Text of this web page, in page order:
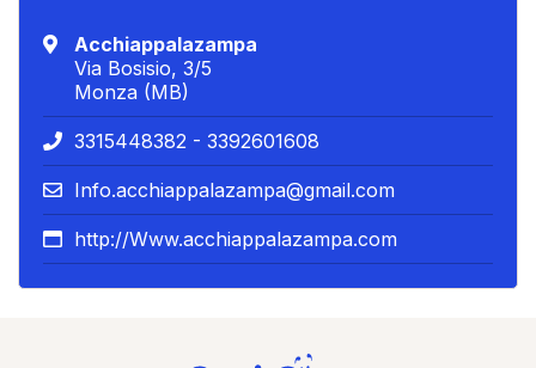
Acchiappalazampa
Via Bosisio, 3/5
Monza (MB)
3315448382 - 3392601608
Info.acchiappalazampa@gmail.com
http://Www.acchiappalazampa.com